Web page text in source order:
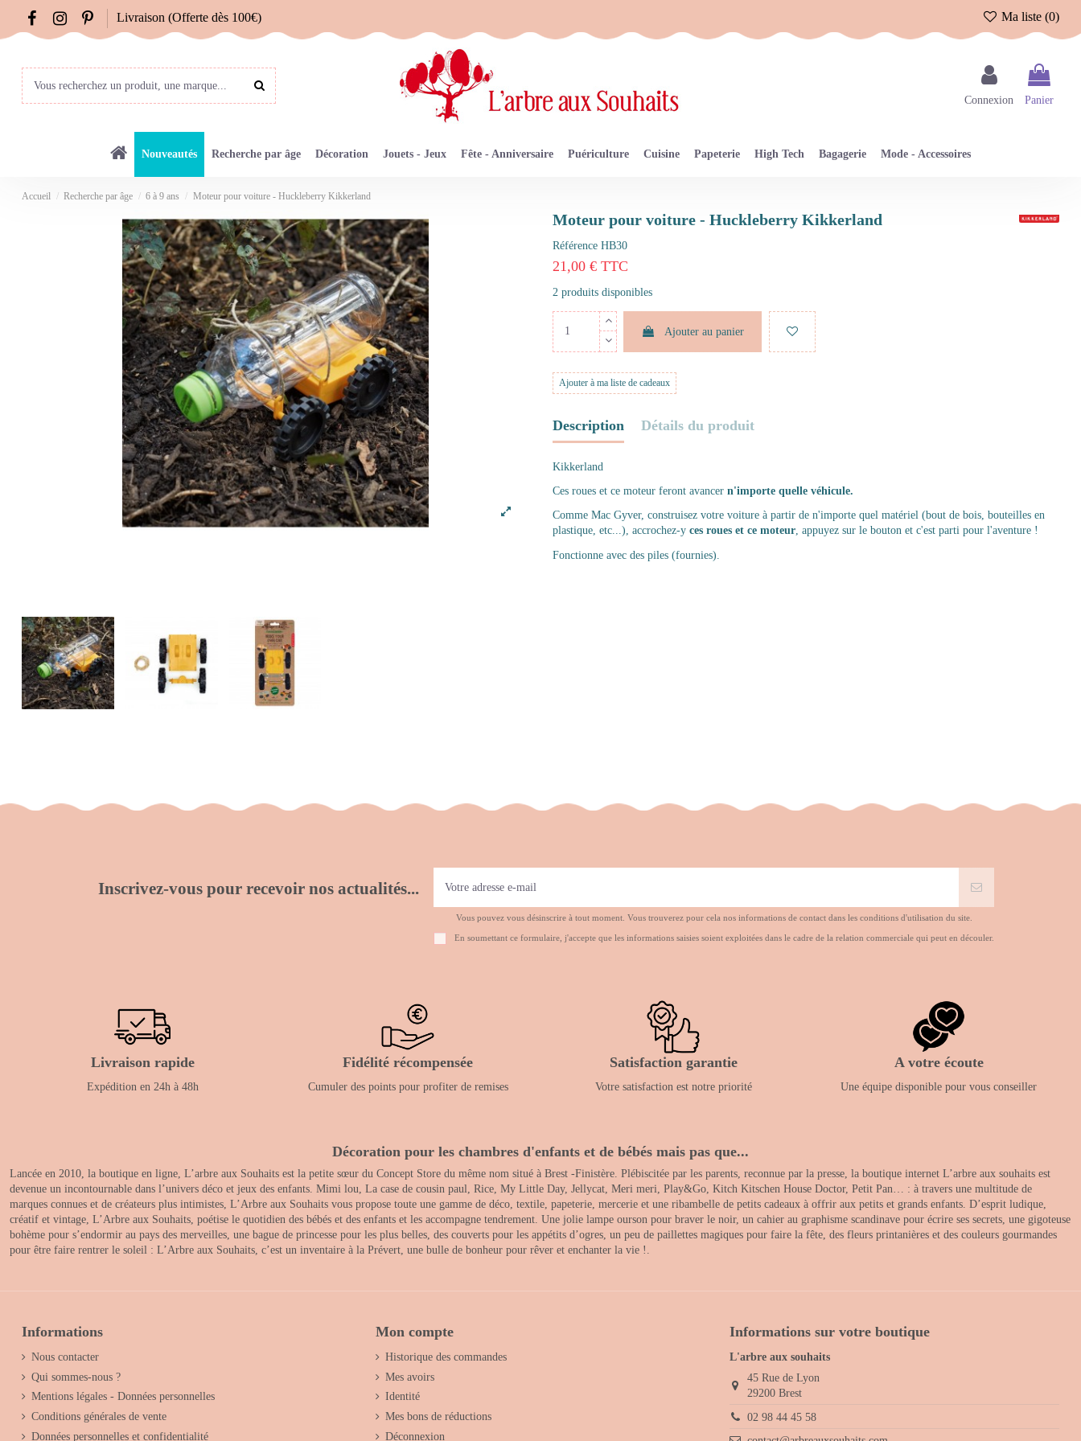
Livraison (Offerte dès 100€) Ma liste (0)
Connexion Panier
Nouveautés Recherche par âge Décoration Jouets - Jeux Fête - Anniversaire Puériculture Cuisine Papeterie High Tech Bagagerie Mode - Accessoires
Accueil Recherche par âge 6 à 9 ans Moteur pour voiture - Huckleberry Kikkerland
Moteur pour voiture - Huckleberry Kikkerland
Référence HB30
21,00 € TTC
2 produits disponibles
Ajouter au panier
Ajouter à ma liste de cadeaux
Description Détails du produit
Kikkerland
Ces roues et ce moteur feront avancer n'importe quelle véhicule.
Comme Mac Gyver, construisez votre voiture à partir de n'importe quel matériel (bout de bois, bouteilles en
plastique, etc...), accrochez-y ces roues et ce moteur, appuyez sur le bouton et c'est parti pour l'aventure !
Fonctionne avec des piles (fournies).
Inscrivez-vous pour recevoir nos actualités...
Vous pouvez vous désinscrire à tout moment. Vous trouverez pour cela nos informations de contact dans les conditions d'utilisation du site.
En soumettant ce formulaire, j'accepte que les informations saisies soient exploitées dans le cadre de la relation commerciale qui peut en découler.
Livraison rapide
Expédition en 24h à 48h
Fidélité récompensée
Cumuler des points pour profiter de remises
Satisfaction garantie
Votre satisfaction est notre priorité
A votre écoute
Une équipe disponible pour vous conseiller
Décoration pour les chambres d'enfants et de bébés mais pas que...
Lancée en 2010, la boutique en ligne, L’arbre aux Souhaits est la petite sœur du Concept Store du même nom situé à Brest -Finistère. Plébiscitée par les parents, reconnue par la presse, la boutique internet L’arbre aux souhaits est
devenue un incontournable dans l’univers déco et jeux des enfants. Mimi lou, La case de cousin paul, Rice, My Little Day, Jellycat, Meri meri, Play&Go, Kitch Kitschen House Doctor, Petit Pan… : à travers une multitude de
marques connues et de créateurs plus intimistes, L’Arbre aux Souhaits vous propose toute une gamme de déco, textile, papeterie, mercerie et une ribambelle de petits cadeaux à offrir aux petits et grands enfants. D’esprit ludique,
créatif et vintage, L’Arbre aux Souhaits, poétise le quotidien des bébés et des enfants et les accompagne tendrement. Une jolie lampe ourson pour braver le noir, un cahier au graphisme scandinave pour écrire ses secrets, une gigoteuse
bohème pour s’endormir au pays des merveilles, une bague de princesse pour les plus belles, des couverts pour les appétits d’ogres, un peu de paillettes magiques pour faire la fête, des fleurs printanières et des couleurs gourmandes
pour être faire rentrer le soleil : L’Arbre aux Souhaits, c’est un inventaire à la Prévert, une bulle de bonheur pour rêver et enchanter la vie !.
Informations
Nous contacter
Qui sommes-nous ?
Mentions légales - Données personnelles
Conditions générales de vente
Données personnelles et confidentialité
Mon compte
Historique des commandes
Mes avoirs
Identité
Mes bons de réductions
Déconnexion
Informations sur votre boutique
L'arbre aux souhaits
45 Rue de Lyon
29200 Brest
02 98 44 45 58